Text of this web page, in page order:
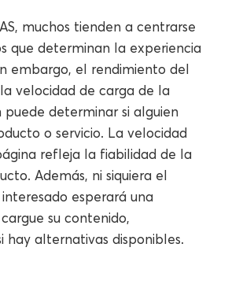
muchos tienden a centrarse
que determinan la experiencia
embargo, el rendimiento del
velocidad de carga de la
determinar si alguien
o servicio. La velocidad
refleja la fiabilidad de la
Además, ni siquiera el
esperará una
su contenido,
hay alternativas disponibles.